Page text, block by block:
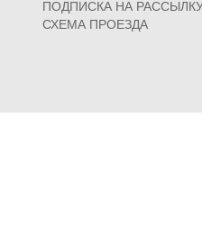
ПОДПИСКА НА
СХЕМА ПРОЕЗДА